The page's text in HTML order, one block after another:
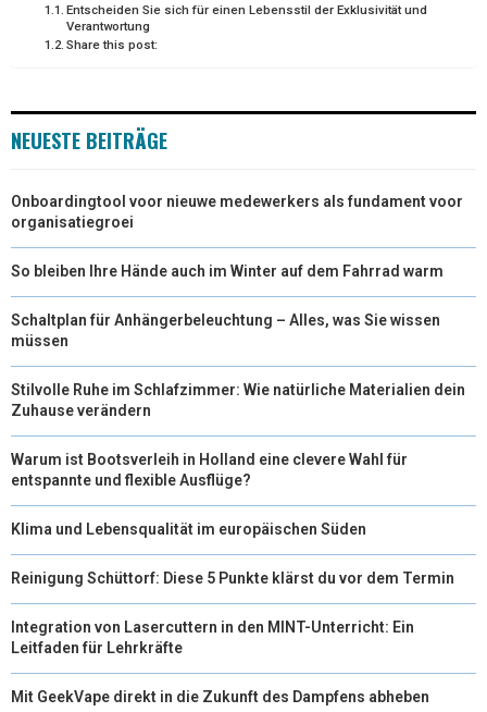
R T
Entscheiden Sie sich für einen Lebensstil der Exklusivität und
Verantwortung
Share this post:
NEUESTE BEITRÄGE
Onboardingtool voor nieuwe medewerkers als fundament voor
organisatiegroei
So bleiben Ihre Hände auch im Winter auf dem Fahrrad warm
Schaltplan für Anhängerbeleuchtung – Alles, was Sie wissen
müssen
Stilvolle Ruhe im Schlafzimmer: Wie natürliche Materialien dein
Zuhause verändern
Warum ist Bootsverleih in Holland eine clevere Wahl für
entspannte und flexible Ausflüge?
Klima und Lebensqualität im europäischen Süden
Reinigung Schüttorf: Diese 5 Punkte klärst du vor dem Termin
Integration von Lasercuttern in den MINT-Unterricht: Ein
Leitfaden für Lehrkräfte
Mit GeekVape direkt in die Zukunft des Dampfens abheben